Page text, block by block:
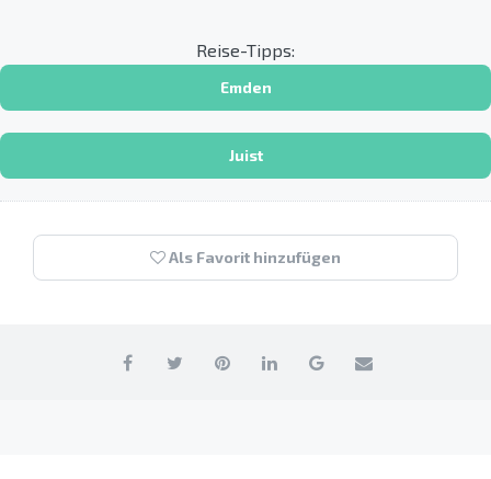
Reise-Tipps:
Emden
Juist
Als Favorit hinzufügen